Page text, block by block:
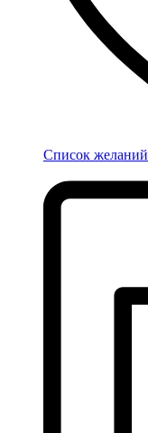
Список желаний